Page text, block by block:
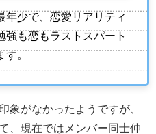
年少で、恋愛リアリティ
強も恋もラストスパート
す。
象がなかったようですが、
、現在ではメンバー同士仲